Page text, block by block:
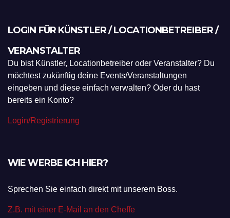
LOGIN FÜR KÜNSTLER / LOCATIONBETREIBER /
VERANSTALTER
Du bist Künstler, Locationbetreiber oder Veranstalter? Du
möchtest zukünftig deine Events/Veranstaltungen
eingeben und diese einfach verwalten? Oder du hast
bereits ein Konto?
Login/Registrierung
WIE WERBE ICH HIER?
Sprechen Sie einfach direkt mit unserem Boss.
Z.B. mit einer E-Mail an den Cheffe